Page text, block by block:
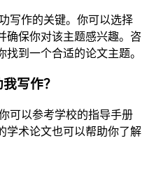
写作的关键。你可以选择
确保你对该主题感兴趣。咨
到一个合适的论文主题。
写作？
可以参考学校的指导手册
学术论文也可以帮助你了解